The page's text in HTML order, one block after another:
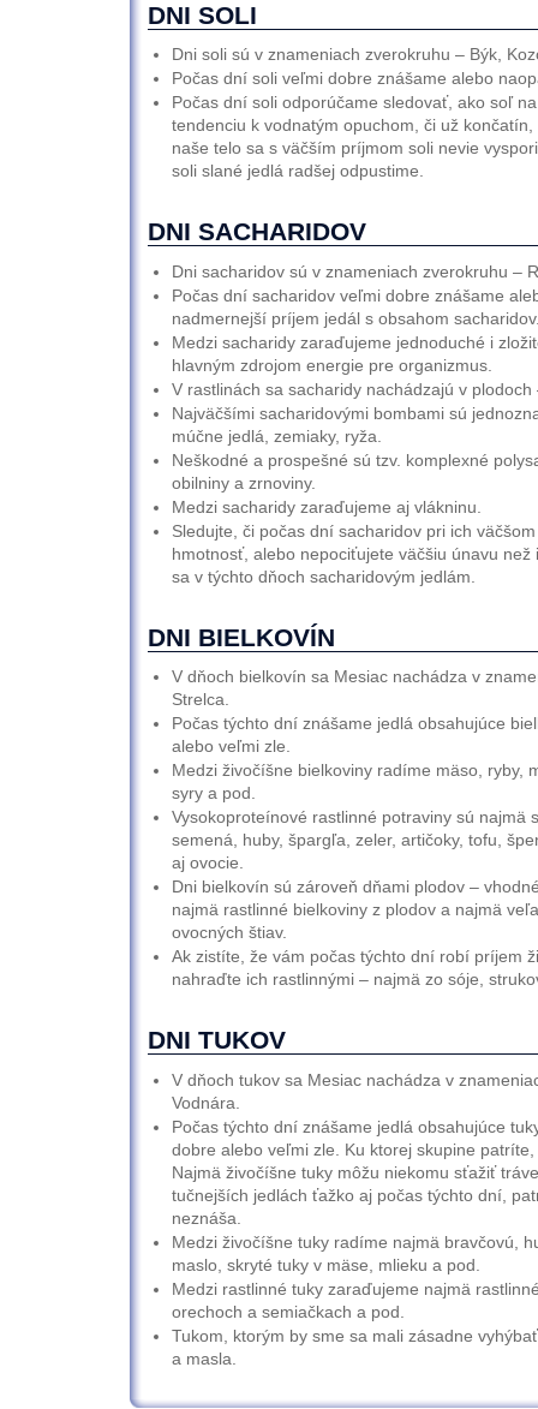
DNI SOLI
Dni soli sú v znameniach zverokruhu – Býk,
Počas dní soli veľmi dobre znášame alebo
Počas dní soli odporúčame sledovať, ako soľ
tendenciu k vodnatým opuchom, či už
naše telo sa s väčším príjmom soli nevie
soli slané jedlá radšej odpustime.
DNI SACHARIDOV
Dni sacharidov sú v znameniach zverokruhu –
Počas dní sacharidov veľmi dobre znášame
nadmernejší príjem jedál s obsahom
Medzi sacharidy zaraďujeme jednoduché i
hlavným zdrojom energie pre organizmus.
V rastlinách sa sacharidy nachádzajú v
Najväčšími sacharidovými bombami sú
múčne jedlá, zemiaky, ryža.
Neškodné a prospešné sú tzv. komplexné
obilniny a zrnoviny.
Medzi sacharidy zaraďujeme aj vlákninu.
Sledujte, či počas dní sacharidov pri ich
hmotnosť, alebo nepociťujete väčšiu únavu než
sa v týchto dňoch sacharidovým jedlám.
DNI BIELKOVÍN
V dňoch bielkovín sa Mesiac nachádza v
Strelca.
Počas týchto dní znášame jedlá obsahujúce
alebo veľmi zle.
Medzi živočíšne bielkoviny radíme mäso, ryby,
syry a pod.
Vysokoproteínové rastlinné potraviny sú najmä
semená, huby, špargľa, zeler, artičoky, tofu,
aj ovocie.
Dni bielkovín sú zároveň dňami plodov –
najmä rastlinné bielkoviny z plodov a najmä
ovocných štiav.
Ak zistíte, že vám počas týchto dní robí príjem
nahraďte ich rastlinnými – najmä zo sóje,
DNI TUKOV
V dňoch tukov sa Mesiac nachádza v
Vodnára.
Počas týchto dní znášame jedlá obsahujúce
dobre alebo veľmi zle. Ku ktorej skupine
Najmä živočíšne tuky môžu niekomu sťažiť
tučnejších jedlách ťažko aj počas týchto dní,
neznáša.
Medzi živočíšne tuky radíme najmä bravčovú,
maslo, skryté tuky v mäse, mlieku a pod.
Medzi rastlinné tuky zaraďujeme najmä
orechoch a semiačkach a pod.
Tukom, ktorým by sme sa mali zásadne
a masla.